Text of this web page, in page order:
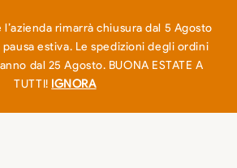
rimarrà chiusura dal 5 Agosto
estiva. Le spedizioni degli ordini
dal 25 Agosto. BUONA ESTATE A
TUTTI! IGNORA